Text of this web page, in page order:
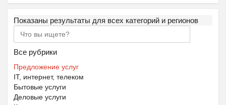
Показаны результаты для всех категорий и регионов
Все рубрики
Предложение услуг
IT, интернет, телеком
Бытовые услуги
Деловые услуги